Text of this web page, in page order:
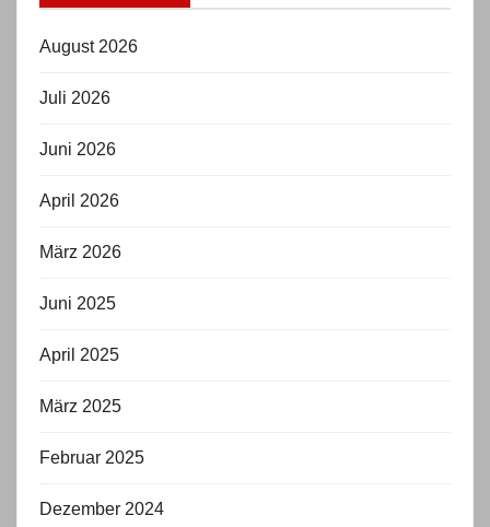
August 2026
Juli 2026
Juni 2026
April 2026
März 2026
Juni 2025
April 2025
März 2025
Februar 2025
Dezember 2024